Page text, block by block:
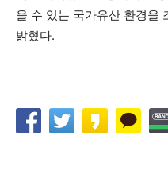
을 수 있는 국가유산 환경을
밝혔다.